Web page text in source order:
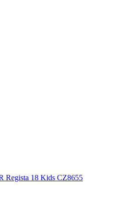
Regista 18 Kids CZ8655